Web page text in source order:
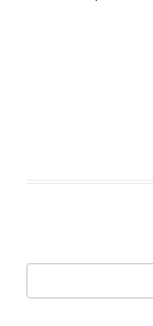
nach: